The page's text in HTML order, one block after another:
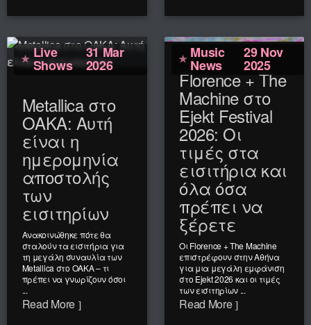
Live
Shows
31 Mar
2026
Metallica στο
ΟΑΚΑ: Αυτή
είναι η
ημερομηνία
αποστολής
των
εισιτηρίων
Ανακοινώθηκε πότε θα
σταλούν τα εισιτήρια για
τη μεγάλη συναυλία των
Metallica στο ΟΑΚΑ – τι
πρέπει να γνωρίζουν όσοι
...
Read More
Music
News
29 Nov
2025
Florence + The
Machine στο
Ejekt Festival
2026: Οι
τιμές στα
εισιτήρια και
όλα όσα
πρέπει να
ξέρετε
Οι Florence + The Machine
επιστρέφουν στην Αθήνα
για μια μεγάλη εμφάνιση
στο Ejekt 2026 και οι τιμές
των εισιτηρίων ...
Read More